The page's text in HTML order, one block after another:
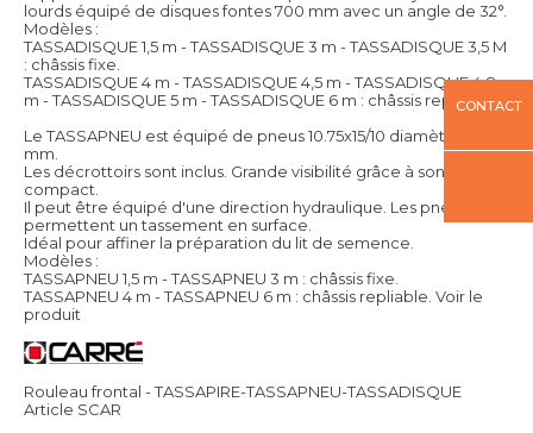
lourds équipé de disques fontes 700 mm avec un angle de 32°.
Modèles :
TASSADISQUE 1,5 m - TASSADISQUE 3 m - TASSADISQUE 3,5 M
: châssis fixe.
TASSADISQUE 4 m - TASSADISQUE 4,5 m - TASSADISQUE 4,8
m - TASSADISQUE 5 m - TASSADISQUE 6 m : châssis repliable.
Le TASSAPNEU est équipé de pneus 10.75x15/10 diamètre 760
mm.
Les décrottoirs sont inclus. Grande visibilité grâce à son châssis
compact.
Il peut être équipé d'une direction hydraulique. Les pneus
permettent un tassement en surface.
Idéal pour affiner la préparation du lit de semence.
Modèles :
TASSAPNEU 1,5 m - TASSAPNEU 3 m : châssis fixe.
TASSAPNEU 4 m - TASSAPNEU 6 m : châssis repliable. Voir le
produit
Rouleau frontal - TASSAPIRE-TASSAPNEU-TASSADISQUE
Article SCAR
CONTACT